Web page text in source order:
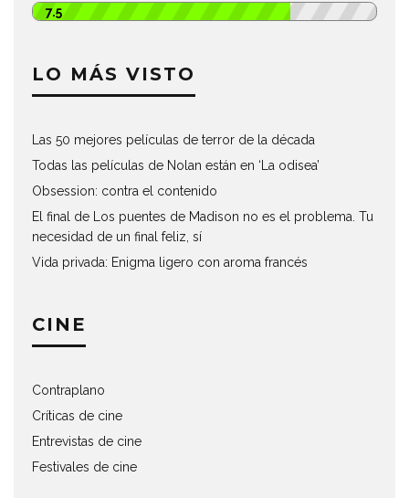
7.5
LO MÁS VISTO
Las 50 mejores películas de terror de la década
Todas las películas de Nolan están en ‘La odisea’
Obsession: contra el contenido
El final de Los puentes de Madison no es el problema. Tu
necesidad de un final feliz, sí
Vida privada: Enigma ligero con aroma francés
CINE
Contraplano
Críticas de cine
Entrevistas de cine
Festivales de cine